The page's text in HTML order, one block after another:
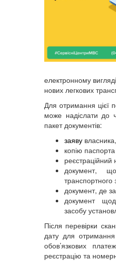
електронному
нових легкових
Для отримання цієї
може надіслати до
пакет документів:
заяву
копію
реєстраційний
документ,
транспортного
документ, де
документ
засобу
Після перевірки
дату для отримання
обов’язкових
реєстрацію та